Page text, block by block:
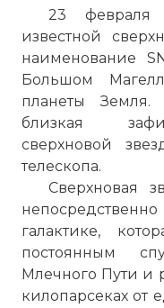
23 февраля
известной
наименование
Большом
планеты Земля.
близкая
сверхновой
телескопа.
Сверхновая
галактике,
постоянным
Млечного Пути и
килопарсеках от